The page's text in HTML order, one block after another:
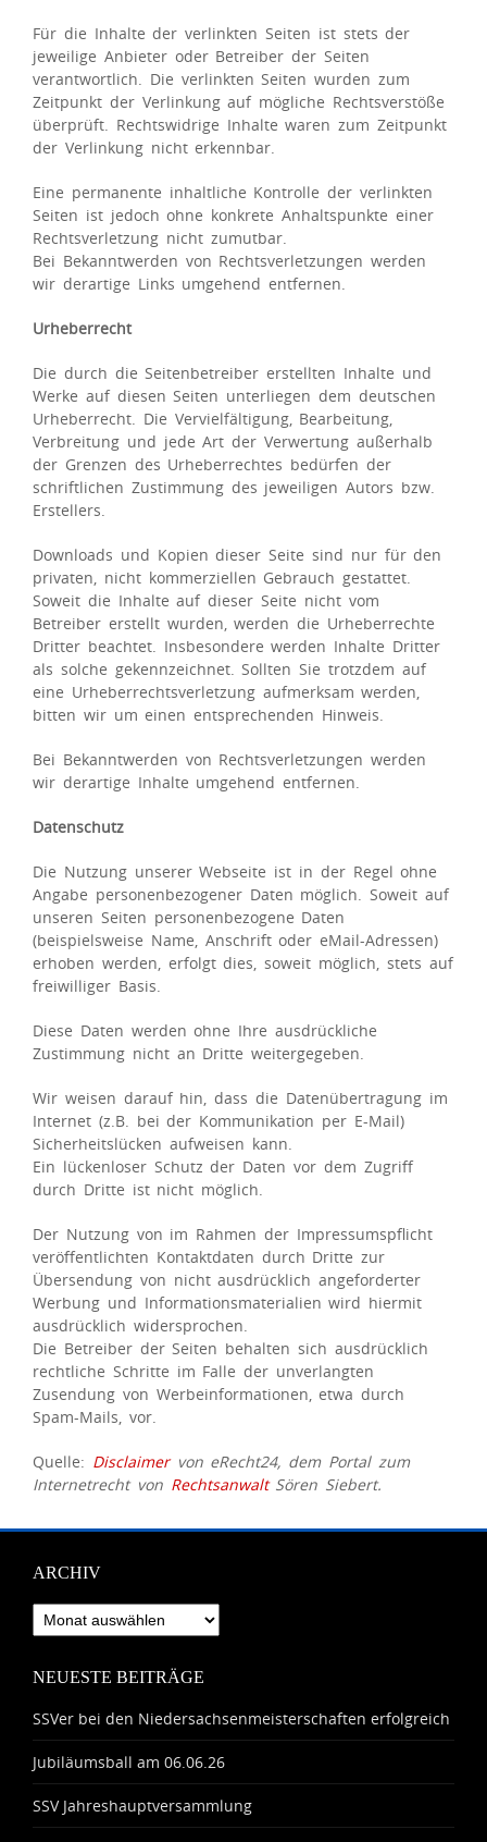
Für die Inhalte der verlinkten Seiten ist stets der
jeweilige Anbieter oder Betreiber der Seiten
verantwortlich. Die verlinkten Seiten wurden zum
Zeitpunkt der Verlinkung auf mögliche Rechtsverstöße
überprüft. Rechtswidrige Inhalte waren zum Zeitpunkt
der Verlinkung nicht erkennbar.
Eine permanente inhaltliche Kontrolle der verlinkten
Seiten ist jedoch ohne konkrete Anhaltspunkte einer
Rechtsverletzung nicht zumutbar.
Bei Bekanntwerden von Rechtsverletzungen werden
wir derartige Links umgehend entfernen.
Urheberrecht
Die durch die Seitenbetreiber erstellten Inhalte und
Werke auf diesen Seiten unterliegen dem deutschen
Urheberrecht. Die Vervielfältigung, Bearbeitung,
Verbreitung und jede Art der Verwertung außerhalb
der Grenzen des Urheberrechtes bedürfen der
schriftlichen Zustimmung des jeweiligen Autors bzw.
Erstellers.
Downloads und Kopien dieser Seite sind nur für den
privaten, nicht kommerziellen Gebrauch gestattet.
Soweit die Inhalte auf dieser Seite nicht vom
Betreiber erstellt wurden, werden die Urheberrechte
Dritter beachtet. Insbesondere werden Inhalte Dritter
als solche gekennzeichnet. Sollten Sie trotzdem auf
eine Urheberrechtsverletzung aufmerksam werden,
bitten wir um einen entsprechenden Hinweis.
Bei Bekanntwerden von Rechtsverletzungen werden
wir derartige Inhalte umgehend entfernen.
Datenschutz
Die Nutzung unserer Webseite ist in der Regel ohne
Angabe personenbezogener Daten möglich. Soweit auf
unseren Seiten personenbezogene Daten
(beispielsweise Name, Anschrift oder eMail-Adressen)
erhoben werden, erfolgt dies, soweit möglich, stets auf
freiwilliger Basis.
Diese Daten werden ohne Ihre ausdrückliche
Zustimmung nicht an Dritte weitergegeben.
Wir weisen darauf hin, dass die Datenübertragung im
Internet (z.B. bei der Kommunikation per E-Mail)
Sicherheitslücken aufweisen kann.
Ein lückenloser Schutz der Daten vor dem Zugriff
durch Dritte ist nicht möglich.
Der Nutzung von im Rahmen der Impressumspflicht
veröffentlichten Kontaktdaten durch Dritte zur
Übersendung von nicht ausdrücklich angeforderter
Werbung und Informationsmaterialien wird hiermit
ausdrücklich widersprochen.
Die Betreiber der Seiten behalten sich ausdrücklich
rechtliche Schritte im Falle der unverlangten
Zusendung von Werbeinformationen, etwa durch
Spam-Mails, vor.
Quelle: Disclaimervon eRecht24, dem Portal zum
Internetrecht von RechtsanwaltSören Siebert.
ARCHIV
Archiv
NEUESTE BEITRÄGE
SSVer bei den Niedersachsenmeisterschaften erfolgreich
Jubiläumsball am 06.06.26
SSV Jahreshauptversammlung